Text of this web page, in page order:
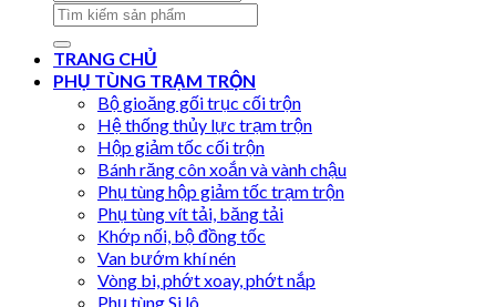
Search
for:
TRANG CHỦ
PHỤ TÙNG TRẠM TRỘN
Bộ gioăng gối trục cối trộn
Hệ thống thủy lực trạm trộn
Hộp giảm tốc cối trộn
Bánh răng côn xoắn và vành chậu
Phụ tùng hộp giảm tốc trạm trộn
Phụ tùng vít tải, băng tải
Khớp nối, bộ đồng tốc
Van bướm khí nén
Vòng bi, phớt xoay, phớt nắp
Phụ tùng Si lô